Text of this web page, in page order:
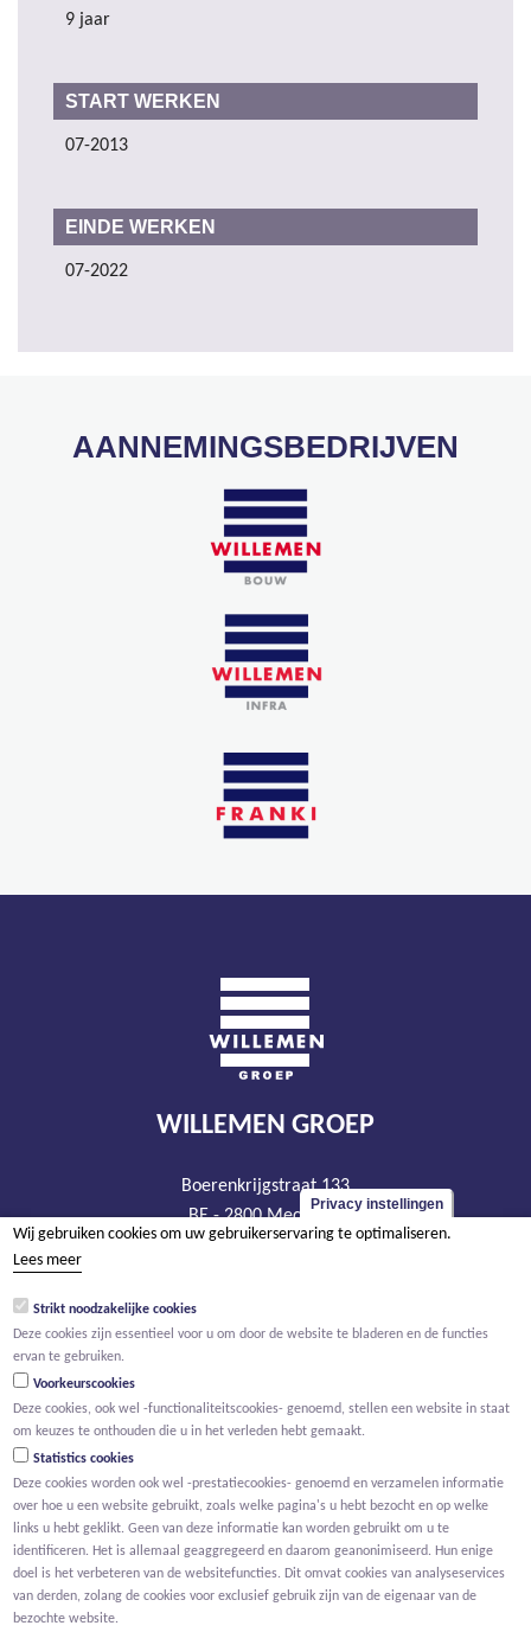
9 jaar
START WERKEN
07-2013
EINDE WERKEN
07-2022
AANNEMINGSBEDRIJVEN
WILLEMEN GROEP
Boerenkrijgstraat 133
BE - 2800 Mechelen
tel +32 15 569 965
BTW BE 0466.256.432
Privacy instellingen
Wij gebruiken cookies om uw gebruikerservaring te optimaliseren.
Lees meer
Strikt noodzakelijke cookies
Deze cookies zijn essentieel voor u om door de website te bladeren en de functies
ervan te gebruiken.
Voorkeurscookies
Deze cookies, ook wel -functionaliteitscookies- genoemd, stellen een website in staat
om keuzes te onthouden die u in het verleden hebt gemaakt.
Statistics cookies
Deze cookies worden ook wel -prestatiecookies- genoemd en verzamelen informatie
over hoe u een website gebruikt, zoals welke pagina's u hebt bezocht en op welke
links u hebt geklikt. Geen van deze informatie kan worden gebruikt om u te
identificeren. Het is allemaal geaggregeerd en daarom geanonimiseerd. Hun enige
doel is het verbeteren van de websitefuncties. Dit omvat cookies van analyseservices
van derden, zolang de cookies voor exclusief gebruik zijn van de eigenaar van de
bezochte website.